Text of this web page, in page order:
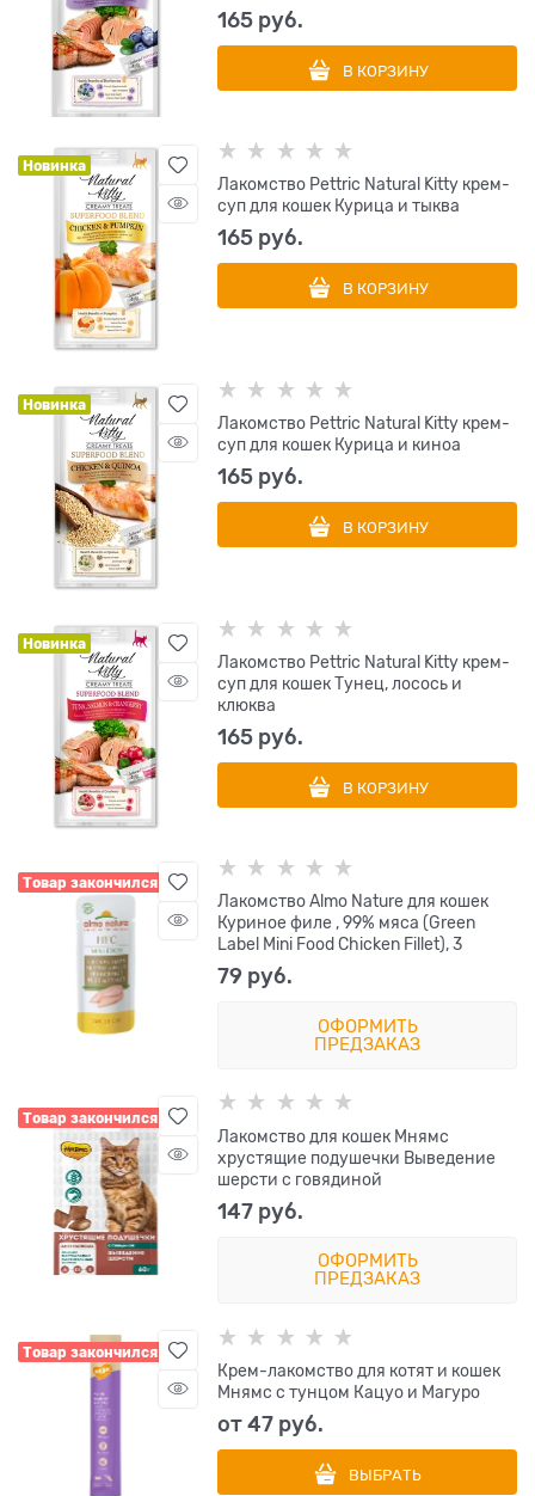
165 руб.
В КОРЗИНУ
Новинка
Лакомство Pettric Natural Kitty крем-
суп для кошек Курица и тыква
165 руб.
В КОРЗИНУ
Новинка
Лакомство Pettric Natural Kitty крем-
суп для кошек Курица и киноа
165 руб.
В КОРЗИНУ
Новинка
Лакомство Pettric Natural Kitty крем-
суп для кошек Тунец, лосось и
клюква
165 руб.
В КОРЗИНУ
Товар закончился
Лакомство Almo Nature для кошек
Куриное филе , 99% мяса (Green
Label Mini Food Chicken Fillet), 3
79 руб.
ОФОРМИТЬ
ПРЕДЗАКАЗ
Товар закончился
Лакомство для кошек Мнямс
хрустящие подушечки Выведение
шерсти с говядиной
147 руб.
ОФОРМИТЬ
ПРЕДЗАКАЗ
Товар закончился
Крем-лакомство для котят и кошек
Мнямс с тунцом Кацуо и Магуро
от47 руб.
ВЫБРАТЬ